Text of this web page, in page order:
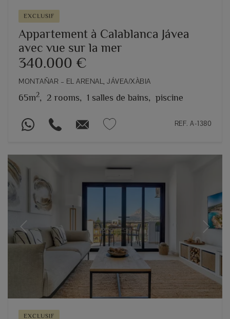
EXCLUSIF
Appartement à Calablanca Jávea
avec vue sur la mer
340.000 €
MONTAÑAR – EL ARENAL, JÁVEA/XÀBIA
65m2, 2 rooms, 1 salles de bains, piscine
REF. A-1380
Previous Next
EXCLUSIF